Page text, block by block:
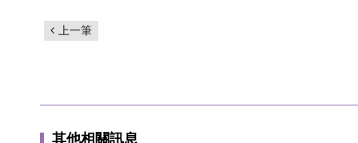
上一筆
其他相關訊息